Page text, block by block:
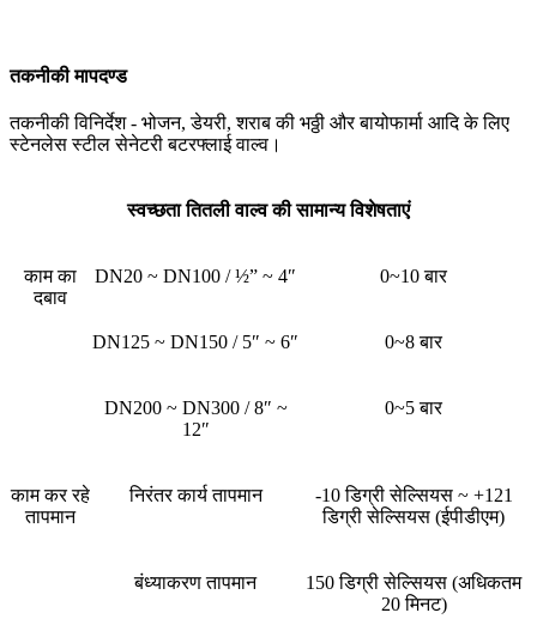
तकनीकी मापदण्ड
तकनीकी विनिर्देश - भोजन, डेयरी, शराब की भठ्ठी और बायोफार्मा आदि के लिए
स्टेनलेस स्टील सेनेटरी बटरफ्लाई वाल्व।
स्वच्छता तितली वाल्व की सामान्य विशेषताएं
काम का
दबाव
DN20 ~ DN100 / ½” ~ 4″ 0~10 बार
DN125 ~ DN150 / 5″ ~ 6″ 0~8 बार
DN200 ~ DN300 / 8″ ~
12″
0~5 बार
काम कर रहे
तापमान
निरंतर कार्य तापमान
-10 डिग्री सेल्सियस ~ +121
डिग्री सेल्सियस (ईपीडीएम)
बंध्याकरण तापमान
150 डिग्री सेल्सियस (अधिकतम
20 मिनट)